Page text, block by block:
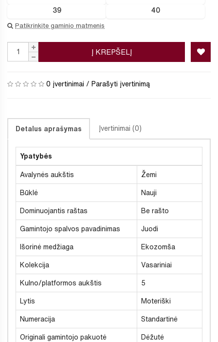
39 40
Patikrinkite gaminio matmenis
Į KREPŠELĮ
0 įvertinimai / Parašyti įvertinimą
Detalus aprašymas Įvertinimai (0)
Ypatybės
Avalynės aukštis Žemi
Būklė Nauji
Dominuojantis raštas Be rašto
Gamintojo spalvos pavadinimas Juodi
Išorinė medžiaga Ekozomša
Kolekcija Vasariniai
Kulno/platformos aukštis 5
Lytis Moteriški
Numeracija Standartinė
Originali gamintojo pakuotė Dėžutė